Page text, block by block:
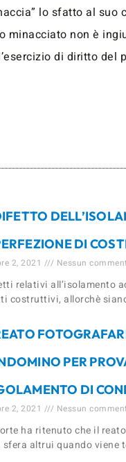
lo sfatto al suo
minacciato non è
di diritto
DI
2, 2021 Nessun
relativi all’isolamento
costruttivi, allorchè
PER
DI
2, 2021 Nessun
ha ritenuto che il
sfera altrui quando viene